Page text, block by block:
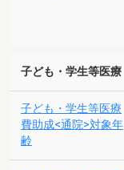
子ども・学生等医療
子ども・学生等医療
費助成<通院>対象年
齢